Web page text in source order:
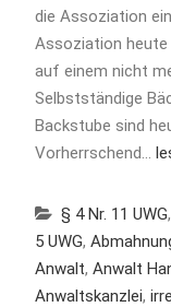
die Assoziation
Assoziation heute
auf einem nicht
Selbstständige
Backstube sind
Vorherrschend…
§ 4 Nr. 11 UWG,
5 UWG,
Anwalt, Anwalt
Anwaltskanzlei,